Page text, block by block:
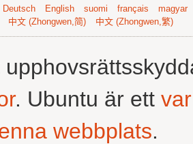
Deutsch English suomi français
magyar
中文 (Zhongwen,简) 中文 (Zhongwen,繁)
. Ubuntu är ett
webbplats.